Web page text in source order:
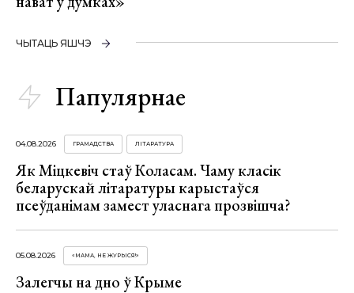
ЧЫТАЦЬ ЯШЧЭ
Папулярнае
04.08.2026 ГРАМАДСТВА ЛІТАРАТУРА
Як Міцкевіч стаў Коласам. Чаму класік
беларускай літаратуры карыстаўся
псеўданімам замест уласнага прозвішча?
05.08.2026 «МАМА, НЕ ЖУРЫСЯ!»
Залегчы на дно ў Крыме